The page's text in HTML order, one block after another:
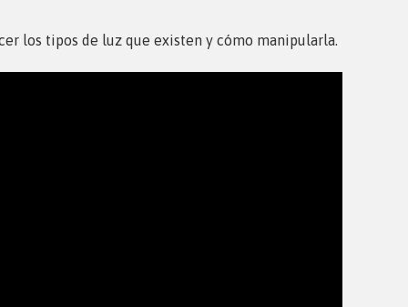
los tipos de luz que existen y cómo manipularla.